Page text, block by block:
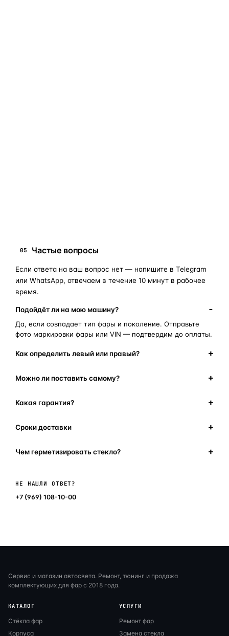
05 Частые вопросы
Если ответа на ваш вопрос нет — напишите в Telegram
или WhatsApp, отвечаем в течение 10 минут в рабочее
время.
Подойдёт ли на мою машину?
Да, если совпадает тип фары и поколение. Отправьте
фото маркировки фары или VIN — подтвердим до оплаты.
Как определить левый или правый?
Можно ли поставить самому?
Какая гарантия?
Сроки доставки
Чем герметизировать стекло?
НЕ НАШЛИ ОТВЕТ?
+7 (969) 108-10-00
Сервис и магазин автосвета. Ремонт, тюнинг и продажа
комплектующих для фар с 2018 года.
КАТАЛОГ
Стёкла фар
Корпуса
УСЛУГИ
Ремонт фар
Замена стекла